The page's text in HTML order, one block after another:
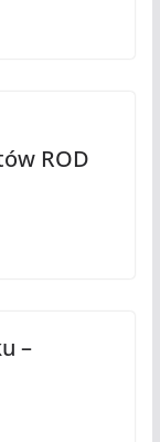
ROD
–